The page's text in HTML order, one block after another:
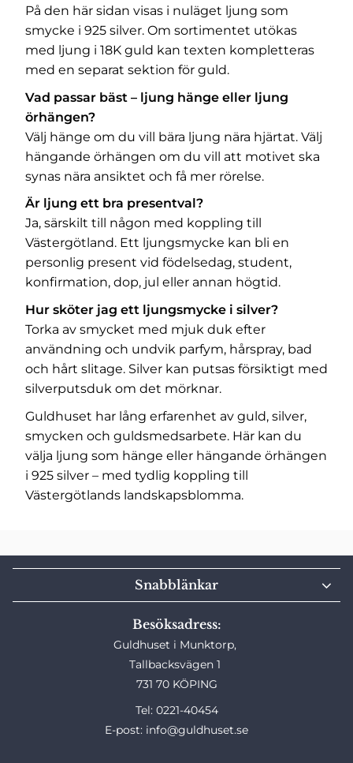
På den här sidan visas i nuläget ljung som
smycke i 925 silver. Om sortimentet utökas
med ljung i 18K guld kan texten kompletteras
med en separat sektion för guld.
Vad passar bäst – ljung hänge eller ljung
örhängen?
Välj hänge om du vill bära ljung nära hjärtat. Välj
hängande örhängen om du vill att motivet ska
synas nära ansiktet och få mer rörelse.
Är ljung ett bra presentval?
Ja, särskilt till någon med koppling till
Västergötland. Ett ljungsmycke kan bli en
personlig present vid födelsedag, student,
konfirmation, dop, jul eller annan högtid.
Hur sköter jag ett ljungsmycke i silver?
Torka av smycket med mjuk duk efter
användning och undvik parfym, hårspray, bad
och hårt slitage. Silver kan putsas försiktigt med
silverputsduk om det mörknar.
Guldhuset har lång erfarenhet av guld, silver,
smycken och guldsmedsarbete. Här kan du
välja ljung som hänge eller hängande örhängen
i 925 silver – med tydlig koppling till
Västergötlands landskapsblomma.
Besöksadress:
Guldhuset i Munktorp,
Tallbacksvägen 1
731 70 KÖPING
Tel: 0221-40454
E-post: info@guldhuset.se
Snabblänkar